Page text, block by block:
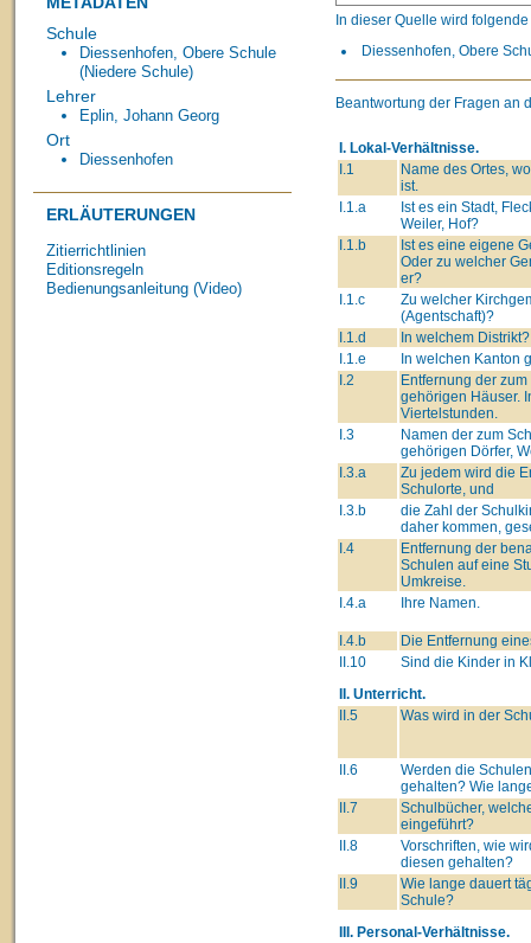
Schule
Diessenhofen, Obere Schule
(Niedere Schule)
Lehrer
Eplin, Johann Georg
Ort
Diessenhofen
ERLÄUTERUNGEN
Zitierrichtlinien
Editionsregeln
Bedienungsanleitung (Video)
In dieser Quelle wird
Diessenhofen, Obere
Beantwortung der Fragen an
I. Lokal-Verhältnisse.
I.1
Name des Ortes,
ist.
I.1.a
Ist es ein Stadt,
Weiler, Hof?
I.1.b
Ist es eine eigene
Oder zu welcher
er?
I.1.c
Zu welcher
(Agentschaft)?
I.1.d
In welchem Distrikt?
I.1.e
In welchen Kanton
I.2
Entfernung der
gehörigen Häuser.
Viertelstunden.
I.3
Namen der zum
gehörigen Dörfer,
I.3.a
Zu jedem wird die
Schulorte, und
I.3.b
die Zahl der
daher kommen,
I.4
Entfernung der
Schulen auf eine
Umkreise.
I.4.a
Ihre Namen.
I.4.b
Die Entfernung
II.10
Sind die Kinder in
II. Unterricht.
II.5
Was wird in der
II.6
Werden die
gehalten? Wie
II.7
Schulbücher,
eingeführt?
II.8
Vorschriften, wie
diesen gehalten?
II.9
Wie lange dauert
Schule?
III. Personal-Verhältnisse.